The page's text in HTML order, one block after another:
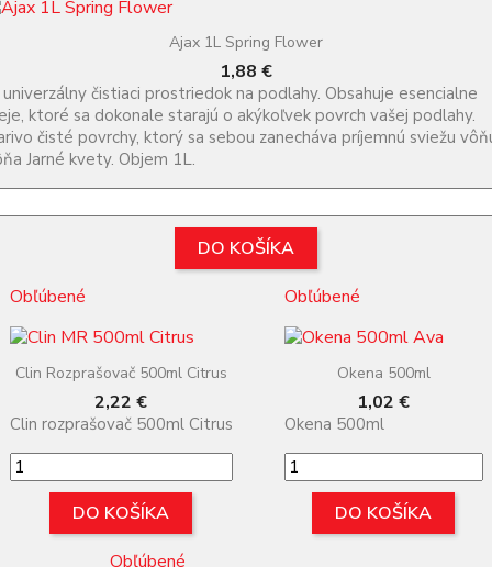
Ajax 1L Spring Flower
Cena
1,88 €
univerzálny čistiaci prostriedok na podlahy. Obsahuje esencialne
ktoré sa dokonale starajú o akýkoľvek povrch vašej podlahy.
čisté povrchy, ktorý sa sebou zanecháva príjemnú sviežu
Jarné kvety. Objem 1L.
DO KOŠÍKA
Obľúbené
Clin Rozprašovač 500ml Citrus
Cena
2,22 €
Clin rozprašovač 500ml Citrus
DO KOŠÍKA
Obľúbené
Okena 500ml
Cena
1,02 €
Okena 500ml
DO KOŠÍKA
Obľúbené